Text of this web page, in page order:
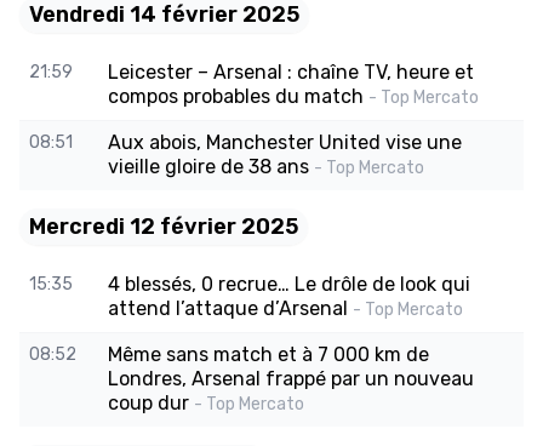
Vendredi 14 février 2025
21:59
Leicester – Arsenal : chaîne TV, heure et
compos probables du match - Top Mercato
08:51
Aux abois, Manchester United vise une
vieille gloire de 38 ans - Top Mercato
Mercredi 12 février 2025
15:35
4 blessés, 0 recrue… Le drôle de look qui
attend l’attaque d’Arsenal - Top Mercato
08:52
Même sans match et à 7 000 km de
Londres, Arsenal frappé par un nouveau
coup dur - Top Mercato